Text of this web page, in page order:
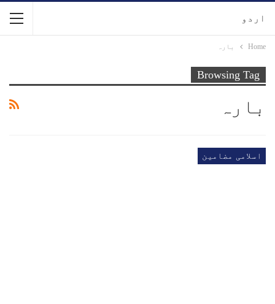
اردو
Home بارہ
Browsing Tag
بارہ
اسلامی مضامین